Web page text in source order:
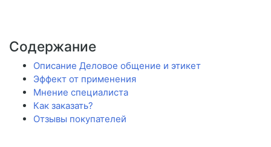
Содержание
Описание Деловое общение и этикет
Эффект от применения
Мнение специалиста
Как заказать?
Отзывы покупателей